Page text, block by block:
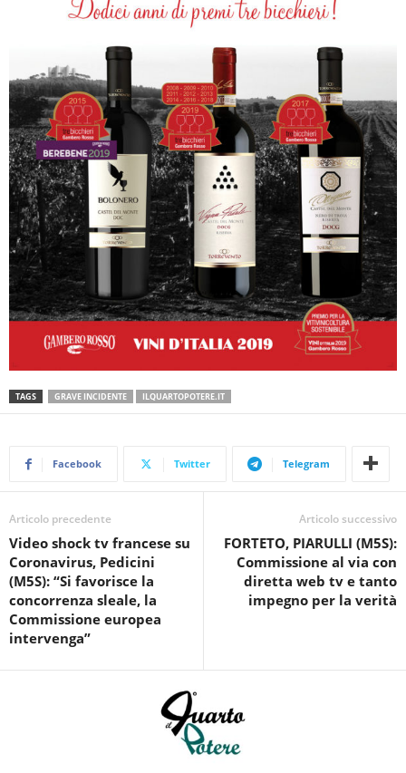
TAGS GRAVE INCIDENTE ILQUARTOPOTERE.IT
Facebook Twitter Telegram
Articolo precedente
Video shock tv francese su
Coronavirus, Pedicini
(M5S): “Si favorisce la
concorrenza sleale, la
Commissione europea
intervenga”
Articolo successivo
FORTETO, PIARULLI (M5S):
Commissione al via con
diretta web tv e tanto
impegno per la verità